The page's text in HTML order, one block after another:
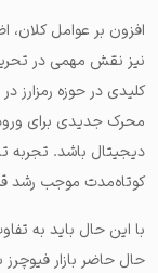
نیز نقش مهمی در
کلیدی در حوزه رمزارز
محرک جدیدی برای
دیجیتال باشد. تجربه
کوتاه‌مدت موجب رشد
با این حال باید به
حال حاضر بازار